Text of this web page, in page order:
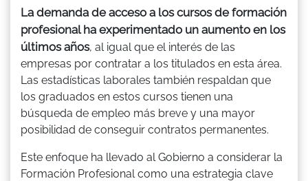
La demanda de acceso a los cursos de formación
profesional ha experimentado un aumento en los
últimos años, al igual que el interés de las
empresas por contratar a los titulados en esta área.
Las estadísticas laborales también respaldan que
los graduados en estos cursos tienen una
búsqueda de empleo más breve y una mayor
posibilidad de conseguir contratos permanentes.
Este enfoque ha llevado al Gobierno a considerar la
Formación Profesional como una estrategia clave